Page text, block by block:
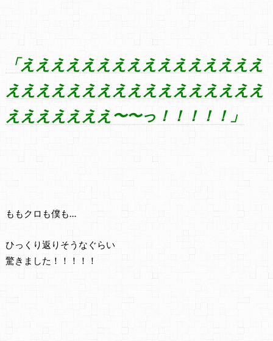
「ええええええええええええええええ
えええええええええええええええええ
えええええええ〜〜っ！！！！！」
ももクロも僕も…
ひっくり返りそうなぐらい
驚きました！！！！！